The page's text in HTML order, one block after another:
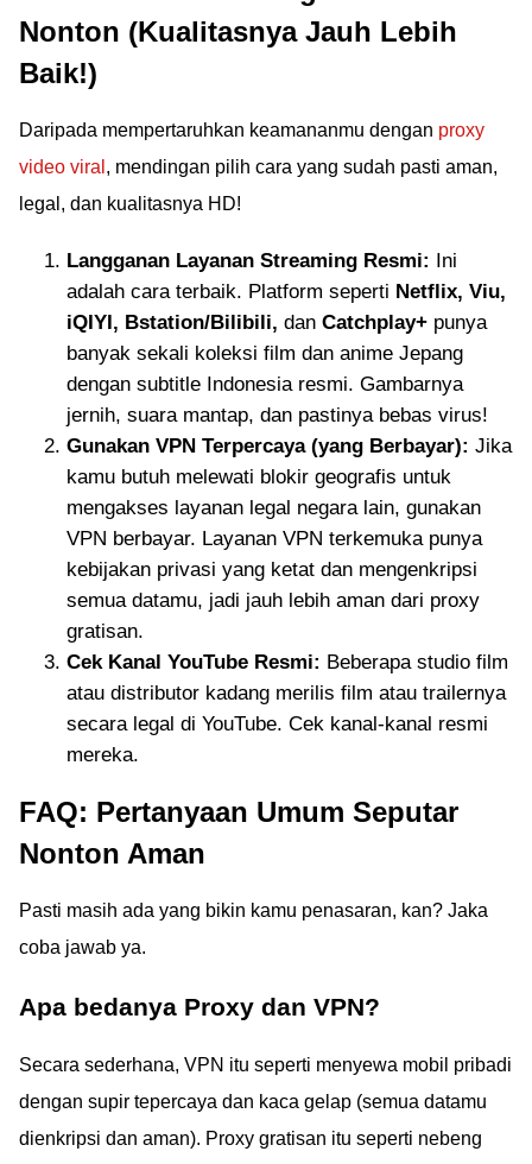
Nonton (Kualitasnya Jauh Lebih
Baik!)
Daripada mempertaruhkan keamananmu dengan proxy
video viral , mendingan pilih cara yang sudah pasti aman,
legal, dan kualitasnya HD!
Langganan Layanan Streaming Resmi: Ini
adalah cara terbaik. Platform seperti Netflix, Viu,
iQIYI, Bstation/Bilibili, dan Catchplay+ punya
banyak sekali koleksi film dan anime Jepang
dengan subtitle Indonesia resmi. Gambarnya
jernih, suara mantap, dan pastinya bebas virus!
Gunakan VPN Terpercaya (yang Berbayar): Jika
kamu butuh melewati blokir geografis untuk
mengakses layanan legal negara lain, gunakan
VPN berbayar. Layanan VPN terkemuka punya
kebijakan privasi yang ketat dan mengenkripsi
semua datamu, jadi jauh lebih aman dari proxy
gratisan.
Cek Kanal YouTube Resmi: Beberapa studio film
atau distributor kadang merilis film atau trailernya
secara legal di YouTube. Cek kanal-kanal resmi
mereka.
FAQ: Pertanyaan Umum Seputar
Nonton Aman
Pasti masih ada yang bikin kamu penasaran, kan? Jaka
coba jawab ya.
Apa bedanya Proxy dan VPN?
Secara sederhana, VPN itu seperti menyewa mobil pribadi
dengan supir tepercaya dan kaca gelap (semua datamu
dienkripsi dan aman). Proxy gratisan itu seperti nebeng